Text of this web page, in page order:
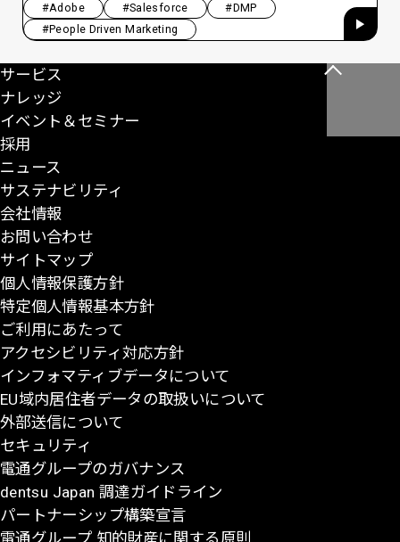
#Adobe #Salesforce
#DMP
#People Driven Marketing
こ
サービス
ナレッジ
イベント＆セミナー
採用
ニュース
サステナビリティ
会社情報
お問い合わせ
サイトマップ
個人情報保護方針
特定個人情報基本方針
ご利用にあたって
アクセシビリティ対応方針
インフォマティブデータについて
EU域内居住者データの取扱いについて
外部送信について
セキュリティ
電通グループのガバナンス
dentsu Japan 調達ガイドライン
パートナーシップ構築宣言